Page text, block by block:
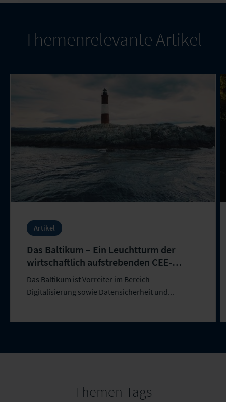
Themenrelevante Artikel
Artikel
Das Baltikum – Ein Leuchtturm der
wirtschaftlich aufstrebenden CEE-
Region
Das Baltikum ist Vorreiter im Bereich
Digitalisierung sowie Datensicherheit und...
Themen Tags